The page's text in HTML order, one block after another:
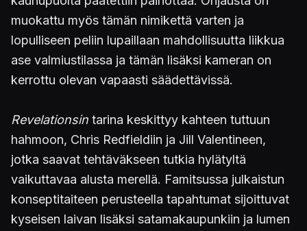
muokattu myös tämän nimikettä varten ja
lopulliseen peliin lupaillaan mahdollisuutta liikkua
ase valmiustilassa ja tämän lisäksi kameran on
kerrottu olevan vapaasti säädettävissä.
Revelationsin tarina keskittyy kahteen tuttuun
hahmoon, Chris Redfieldiin ja Jill Valentineen,
jotka saavat tehtäväkseen tutkia hylätyltä
vaikuttavaa alusta merellä. Famitsussa julkaistun
konseptitaiteen perusteella tapahtumat sijoittuvat
kyseisen laivan lisäksi satamakaupunkiin ja lumen